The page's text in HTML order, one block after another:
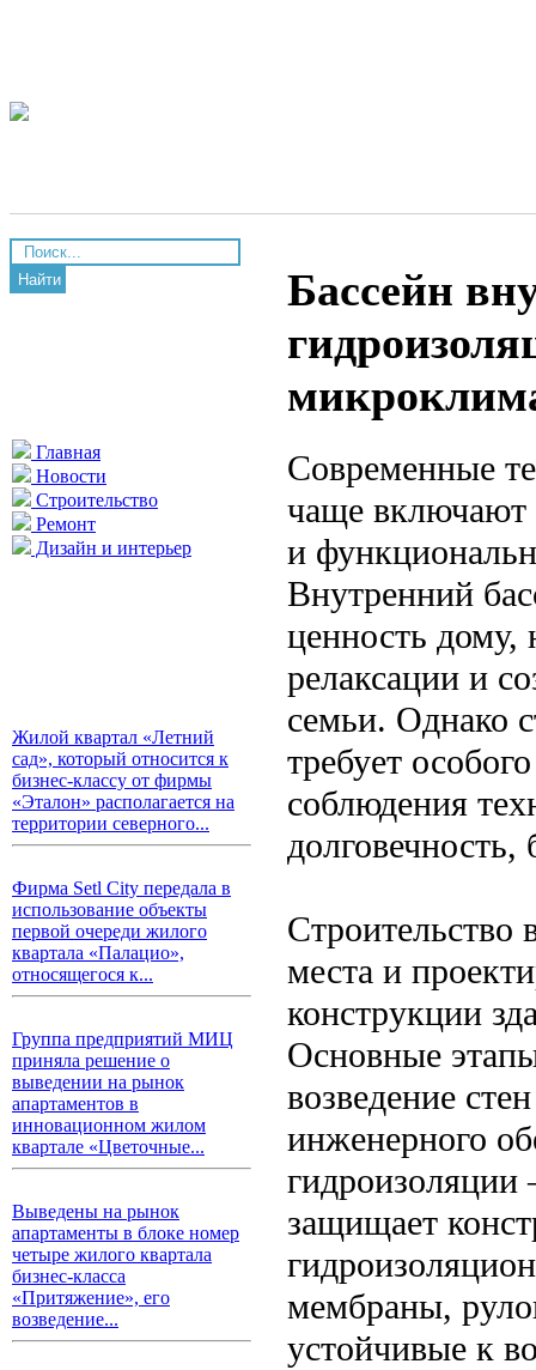
Найти
Главная
Новости
Строительство
Ремонт
Дизайн и интерьер
Жилой квартал «Летний
сад», который относится к
бизнес-классу от фирмы
«Эталон» располагается на
территории северного...
Фирма Setl City передала в
использование объекты
первой очереди жилого
квартала «Палацио»,
относящегося к...
Группа предприятий МИЦ
приняла решение о
выведении на рынок
апартаментов в
инновационном жилом
квартале «Цветочные...
Выведены на рынок
апартаменты в блоке номер
четыре жилого квартала
бизнес-класса
«Притяжение», его
возведение...
Бассейн
Современные
чаще
и
Внутренний
ценность дому,
релаксации и
семьи. Однако
требует
соблюдения
долговечность,
Строительство
места и
конструкции
Основные
возведение
инженерного
защищает
мембраны,
устойчивые к